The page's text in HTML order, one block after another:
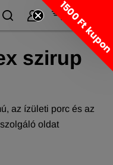
szirup
az ízületi porc és az
oldat
1500 Ft